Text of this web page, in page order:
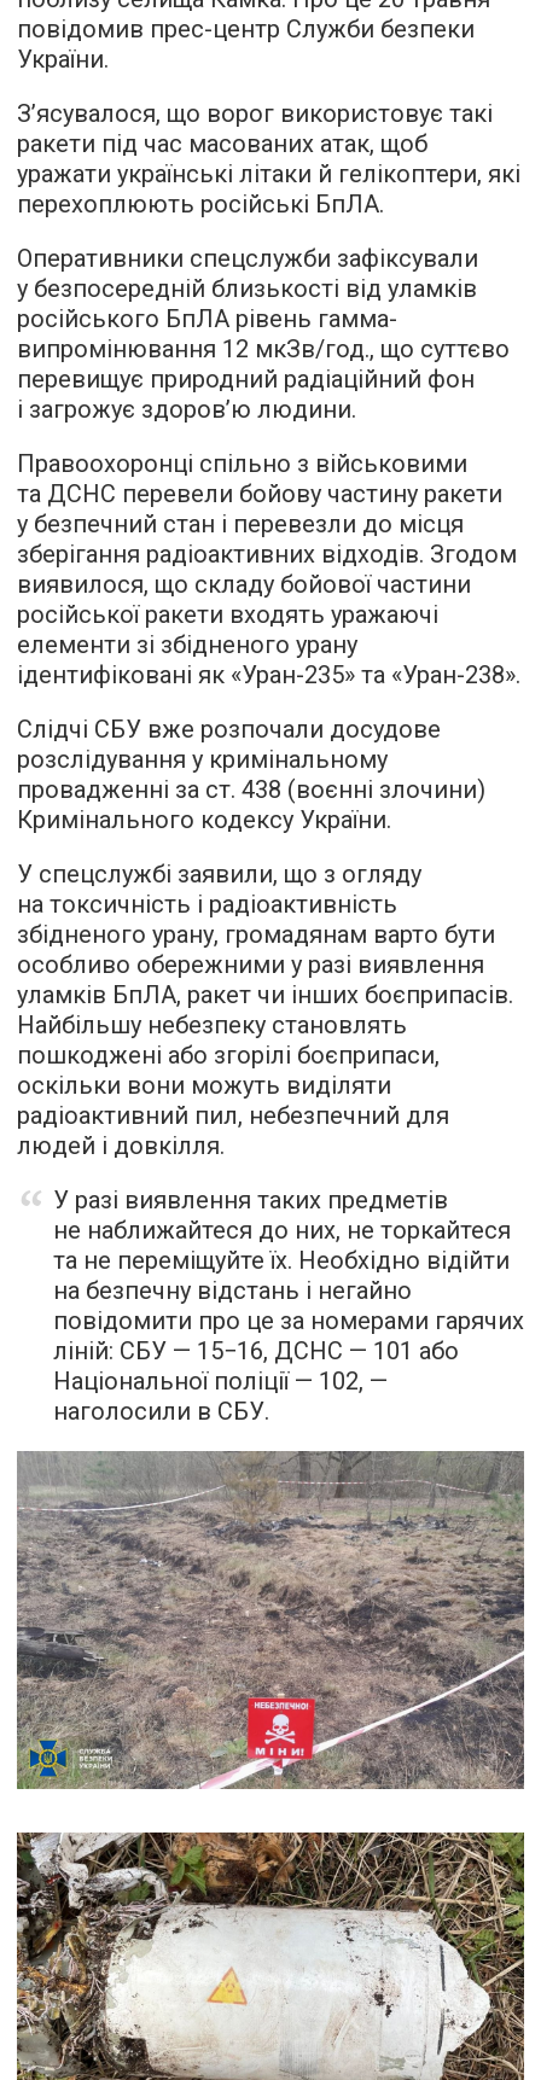
повідомив прес-центр Служби безпеки
України.
З’ясувалося, що ворог використовує такі
ракети під час масованих атак, щоб
уражати українські літаки й гелікоптери, які
перехоплюють російські БпЛА.
Оперативники спецслужби зафіксували
у безпосередній близькості від уламків
російського БпЛА рівень гамма-
випромінювання 12 мкЗв/год., що суттєво
перевищує природний радіаційний фон
і загрожує здоров’ю людини.
Правоохоронці спільно з військовими
та ДСНС перевели бойову частину ракети
у безпечний стан і перевезли до місця
зберігання радіоактивних відходів. Згодом
виявилося, що складу бойової частини
російської ракети входять уражаючі
елементи зі збідненого урану
ідентифіковані як «Уран-235» та «Уран-238».
Слідчі СБУ вже розпочали досудове
розслідування у кримінальному
провадженні за ст. 438 (воєнні злочини)
Кримінального кодексу України.
У спецслужбі заявили, що з огляду
на токсичність і радіоактивність
збідненого урану, громадянам варто бути
особливо обережними у разі виявлення
уламків БпЛА, ракет чи інших боєприпасів.
Найбільшу небезпеку становлять
пошкоджені або згорілі боєприпаси,
оскільки вони можуть виділяти
радіоактивний пил, небезпечний для
людей і довкілля.
У разі виявлення таких предметів
не наближайтеся до них, не торкайтеся
та не переміщуйте їх. Необхідно відійти
на безпечну відстань і негайно
повідомити про це за номерами гарячих
ліній: СБУ — 15−16, ДСНС — 101 або
Національної поліції — 102, —
наголосили в СБУ.